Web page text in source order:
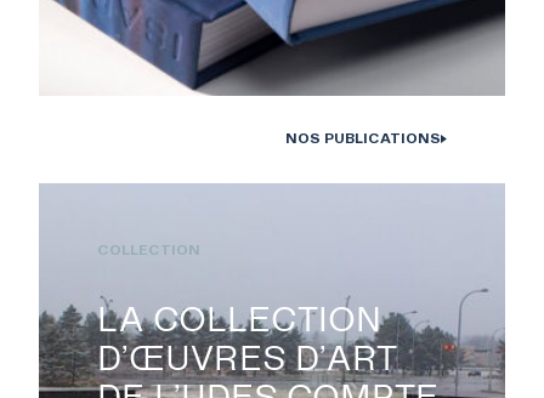
Monographies Solstice de Bertrand Carrière et Isabelle Hayeur.
NOS PUBLICATIONS
LA COLLECTION
D’ŒUVRES D’ART
COLLECTION